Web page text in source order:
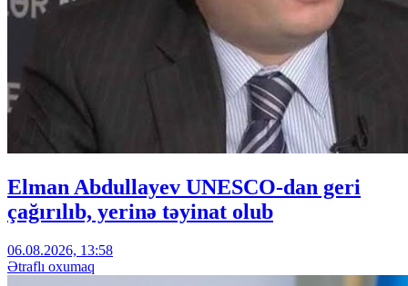
Elman Abdullayev UNESCO-dan geri
çağırılıb, yerinə təyinat olub
06.08.2026, 13:58
Ətraflı oxumaq